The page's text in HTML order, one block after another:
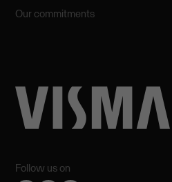
Follow us on
Our commitments